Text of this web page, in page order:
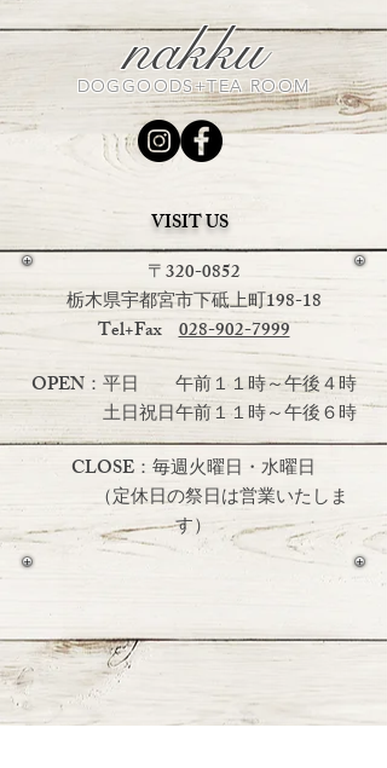
nakku
DOGGOODS+TEA ROOM
VISIT US
〒320-0852
栃木県宇都宮市下砥上町198-18
Tel+Fax028-902-7999
OPEN：平日 午前１１時～午後４時
土日祝日午前１１時～午後６時
CLOSE：毎週火曜日・水曜日
（定休日の祭日は営業いたしま
す）